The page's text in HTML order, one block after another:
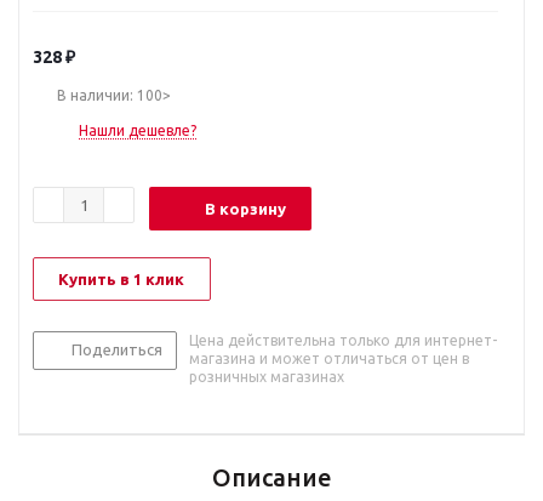
328₽
В наличии: 100>
Нашли дешевле?
В корзину
Купить в 1 клик
Поделиться
Цена действительна только для интернет-
магазина и может отличаться от цен в
розничных магазинах
Описание